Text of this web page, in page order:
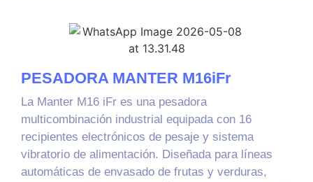
PESADORA MANTER M16iFr
La Manter M16 iFr es una pesadora
multicombinación industrial equipada con 16
recipientes electrónicos de pesaje y sistema
vibratorio de alimentación. Diseñada para líneas
automáticas de envasado de frutas y verduras,